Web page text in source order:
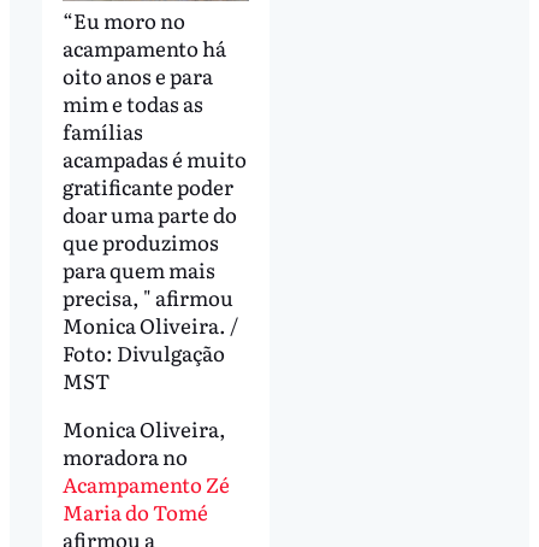
“Eu moro no
acampamento há
oito anos e para
mim e todas as
famílias
acampadas é muito
gratificante poder
doar uma parte do
que produzimos
para quem mais
precisa, " afirmou
Monica Oliveira. /
Foto: Divulgação
MST
Monica Oliveira,
moradora no
Acampamento Zé
Maria do Tomé
afirmou a